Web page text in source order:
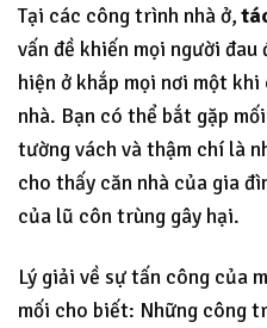
Tại các công trình nhà ở,
vấn đề khiến mọi người
hiện ở khắp mọi nơi một
nhà. Bạn có thể bắt gặp
tường vách và thậm chí là
cho thấy căn nhà của gia
của lũ côn trùng gây hại.
Lý giải về sự tấn công của
mối cho biết: Những công